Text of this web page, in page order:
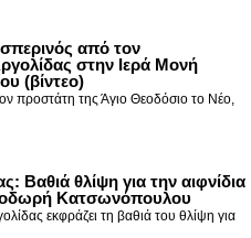
από τον
στην Ιερά Μονή
(βίντεο)
προστάτη της Άγιο Θεοδόσιο το Νέο,
Βαθιά θλίψη για την αιφνίδια
Κατσωνόπουλου
εκφράζει τη βαθιά του θλίψη για